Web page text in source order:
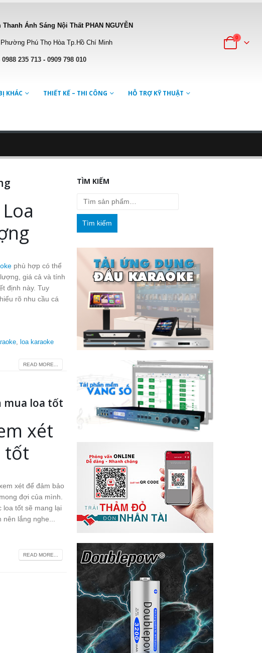
Thanh Ánh Sáng Nội Thất PHAN NGUYỄN
Phú Thọ Hòa Tp.Hồ Chí Minh
0988 235 713 -0909 798 010
0
KHÁC THIẾT KẾ – THI CÔNG HỖ TRỢ KỸ THUẬT
phù hợp có thể
giá cả và tính
định này. Tuy
rõ nhu cầu cá
, loa karaoke
READ MORE...
mua loa tốt
xét
tốt
xét để đảm bảo
đợi của mình.
loa tốt sẽ mang lại
lắng nghe...
READ MORE...
TÌM KIẾM
Tìm kiếm